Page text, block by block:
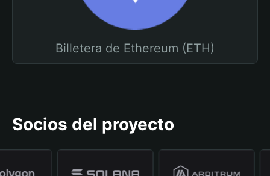
Billetera de Ethereum (ETH)
Socios del proyecto